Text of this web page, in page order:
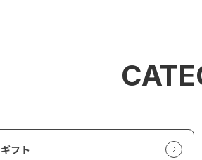
ギフト